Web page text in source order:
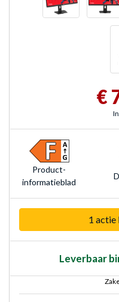
€
Product­
informatieblad
1 actie
Leverbaar